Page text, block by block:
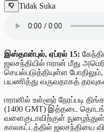
Tidak Suka
இஸ்தான்புல், ஏப்ரல் 15:
ஜலசந்தியில் ஈரான் மீது
செயல்படுத்தியுள்ள
பயணித்து வருவதாகத்
ஈரானில் உள்ளூர் நேரப்படி
(1400 GMT) இத்தடை
வளைகுடாவிற்குள்
காலகட்டத்தில் ஜலசந்தியை